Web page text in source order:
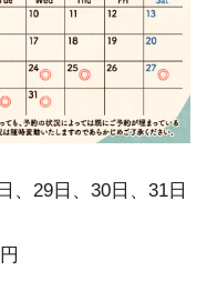
、29日、30日、31日